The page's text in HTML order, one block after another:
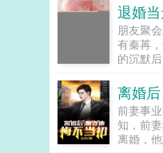
退婚
朋友聚
有秦苒
的沉默
我会吃
献上祝
你们，
我坚定
开。陆
离婚
前妻事
知，前
离婚，